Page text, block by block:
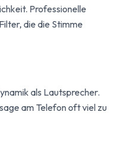
Professionelle
die die Stimme
als Lautsprecher.
am Telefon oft viel zu